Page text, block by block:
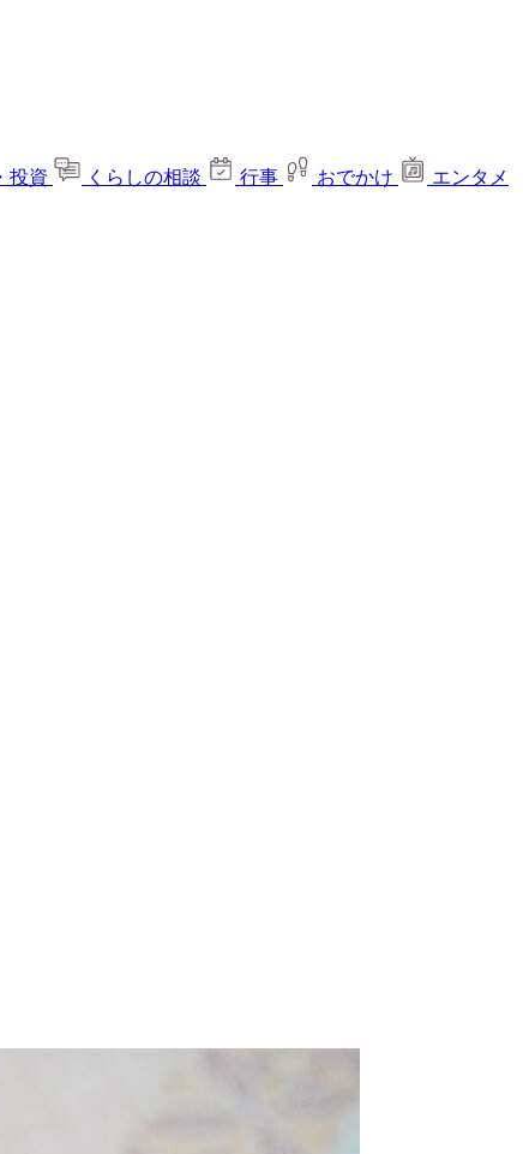
投資 くらしの相談 行事 おでかけ
エンタメ